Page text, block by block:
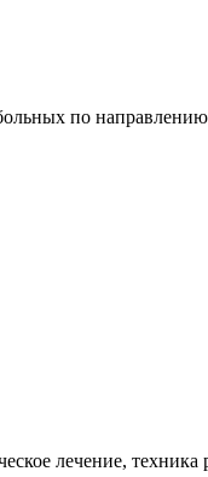
по направлению
лечение, техника